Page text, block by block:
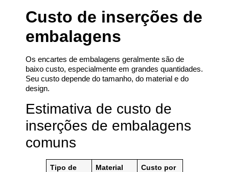
Custo de inserções de
embalagens
Os encartes de embalagens geralmente são de
baixo custo, especialmente em grandes quantidades.
Seu custo depende do tamanho, do material e do
design.
Estimativa de custo de
inserções de embalagens
comuns
Tipo de
Material
Custo por